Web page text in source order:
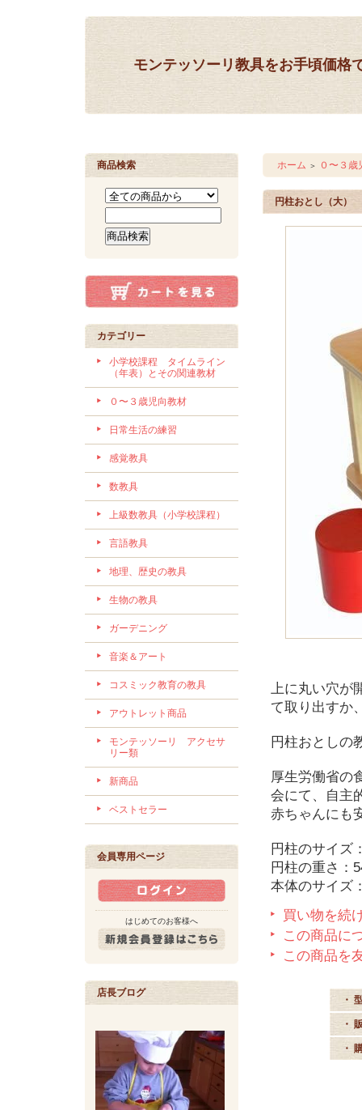
モンテッソーリ教具をお手頃価格
商品検索
カテゴリー
小学校課程 タイムライン
（年表）とその関連教材
０〜３歳児向教材
日常生活の練習
感覚教具
数教具
上級数教具（小学校課程）
言語教具
地理、歴史の教具
生物の教具
ガーデニング
音楽＆アート
コスミック教育の教具
アウトレット商品
モンテッソーリ アクセサ
リー類
新商品
ベストセラー
会員専用ページ
はじめてのお客様へ
店長ブログ
ホーム ＞ ０〜３歳
円柱おとし（大）
上に丸い穴が
て取り出すか
円柱おとしの
厚生労働省の
会にて、自主
赤ちゃんにも
円柱のサイズ
円柱の重さ：
本体のサイズ
買い物を続
この商品に
この商品を
・
・
・